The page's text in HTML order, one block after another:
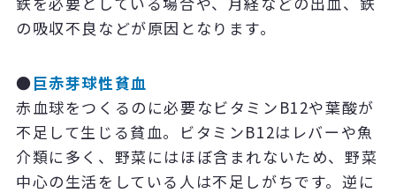
の吸収不良などが原因となります。
●巨赤芽球性貧血
赤血球をつくるのに必要なビタミンB12や葉酸が
不足して生じる貧血。ビタミンB12はレバーや魚
介類に多く、野菜にはほぼ含まれないため、野菜
中心の生活をしている人は不足しがちです。逆に